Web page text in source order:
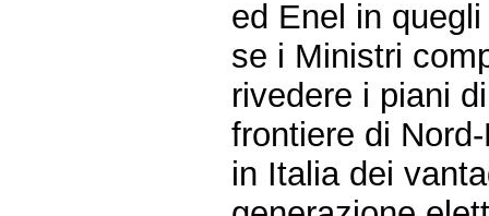
ed Enel in
se i Ministri
rivedere i piani
frontiere di
in Italia dei